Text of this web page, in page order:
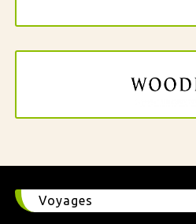
Voyages